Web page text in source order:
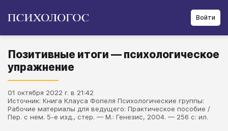
Войти
Позитивные итоги — психологическое
упражнение
01 октября 2022 г. в 21:42
Источник: Книга Клауса Фопеля Психологические группы:
Рабочие материалы для ведущего: Практическое пособие /
Пер. с нем. 5-е изд., стер. — М.: Генезис, 2004. — 256 с: ил.